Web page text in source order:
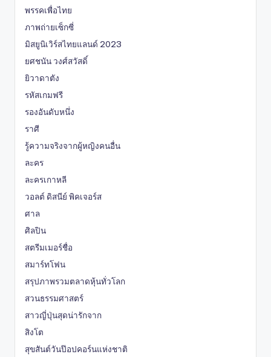
พรรคเพื่อไทย
ภาพถ่ายเซ็กซี่
มิสยูนิเวิร์สไทยแลนด์ 2023
ยศชนัน วงศ์สวัสดิ์
ยิวาดาตัง
รหัสเกมฟรี
รองอันดับหนึ่ง
ราศี
รู้ความจริงจากผู้หญิงคนอื่น
ละคร
ละครเกาหลี
วอลต์ ดิสนีย์ พิคเจอร์ส
ศาล
ศิลปิน
สตรีมเมอร์ชื่อ
สมาร์ทโฟน
สรุปภาพรวมตลาดหุ้นทั่วโลก
สวนธรรมศาสตร์
สาวญี่ปุ่นสุดน่ารักจาก
สิงโต
สุขสันต์วันป๊อปคอร์นแห่งชาติ